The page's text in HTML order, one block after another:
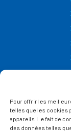
Pour offrir les
telles que les cookies
appareils. Le fait de
des données telles